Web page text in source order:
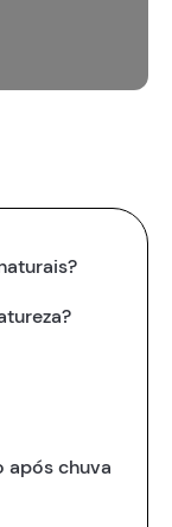
após chuva